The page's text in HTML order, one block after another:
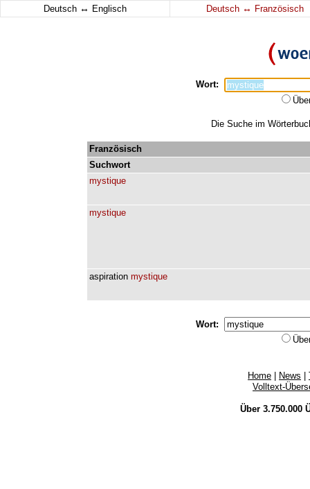
Deutsch ↔ Englisch Deutsch ↔ Französisch
Wort:
Die Suche im
Französisch
Suchwort
mystique
mystique
aspiration mystique
Wort:
Home News
Volltext-
Über 3.750.000